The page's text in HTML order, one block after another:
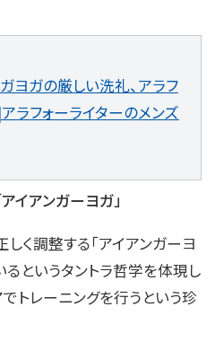
ヨガの厳しい洗礼、アラフ
ラフォーライターのメンズ
イアンガーヨガ」
く調整する「アイアンガーヨ
るというタントラ哲学を体現し
でトレーニングを行うという珍